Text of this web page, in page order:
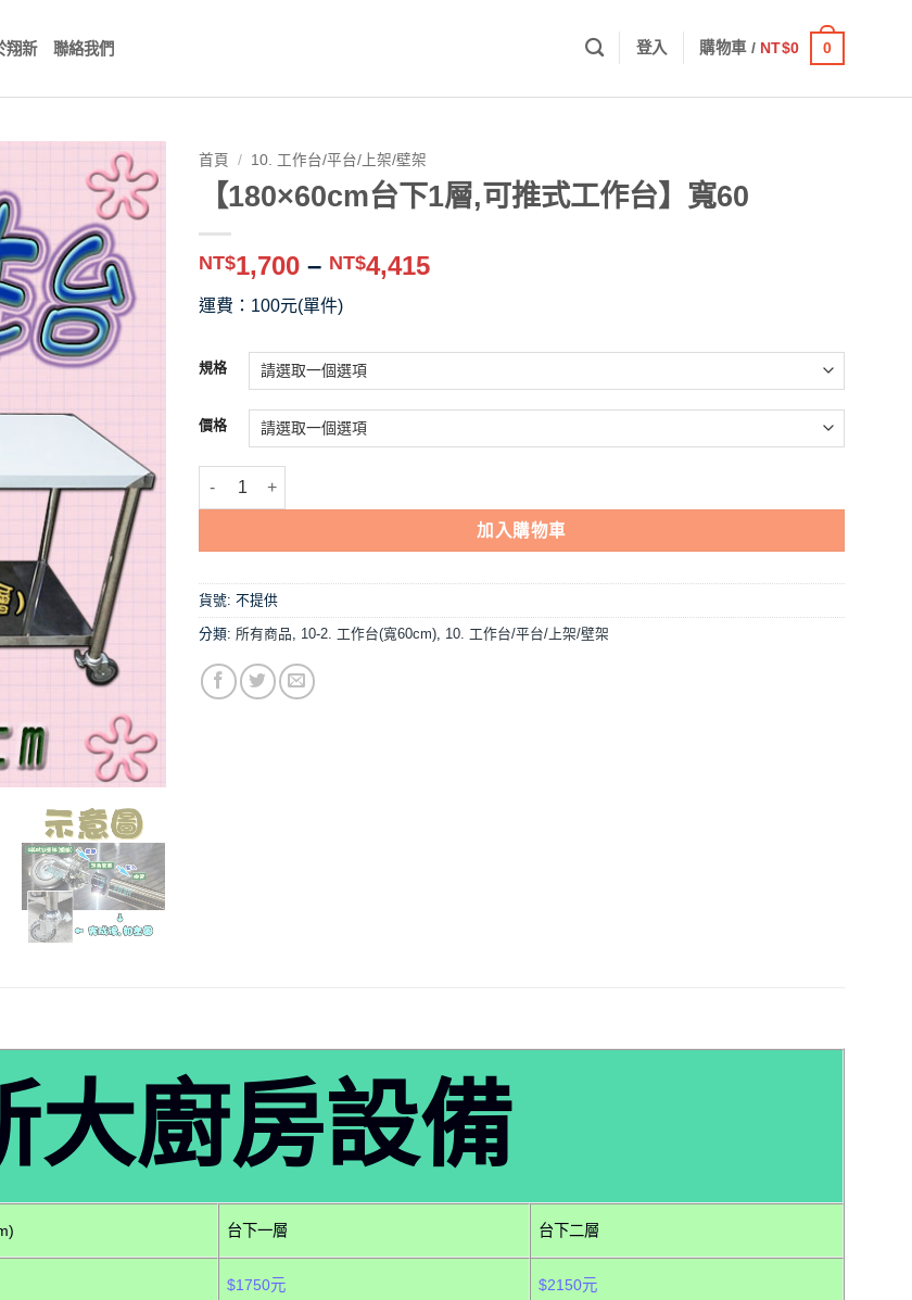
翔新 聯絡我們 登入 購物車 / NT$0 0
首頁 / 10. 工作台/平台/上架/壁架
【180×60cm台下1層,可推式工作台】寬60
NT$1,700 – NT$4,415價
到
NT$4,415
運費：100元(單件)
規格
價格
【180×60cm台下1層,可推式工作台】寬60 數量
加入購物車
貨號: 不提供
分類: 所有商品 10-2. 工作台(寬60cm) 10. 工作台/平台/上架/壁架
大廚房設備
台下一層 台下二層
$1750元 $2150元